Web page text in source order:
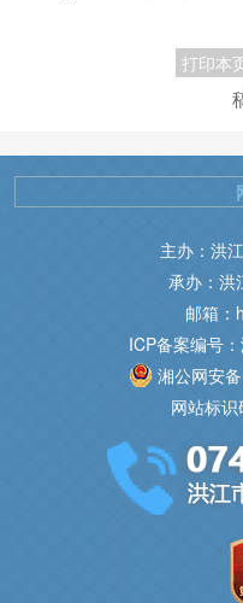
打印本
主办：洪
承办：洪
邮箱：
ICP备案编号
湘公网安
网站标